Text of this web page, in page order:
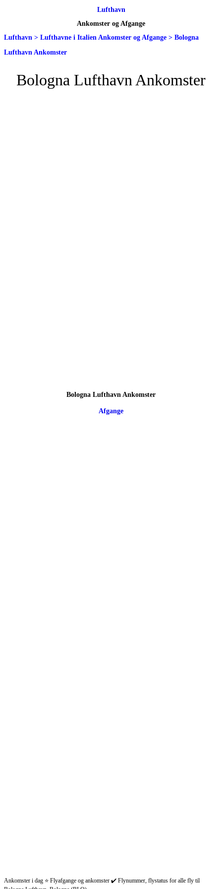
Lufthavn
Ankomster og Afgange
Lufthavn > Lufthavne i Italien Ankomster og Afgange > Bologna
Lufthavn Ankomster
Bologna Lufthavn Ankomster
Bologna Lufthavn Ankomster
Afgange
Ankomster i dag ⭐ Flyafgange og ankomster ✔️ Flynummer, flystatus for alle fly til